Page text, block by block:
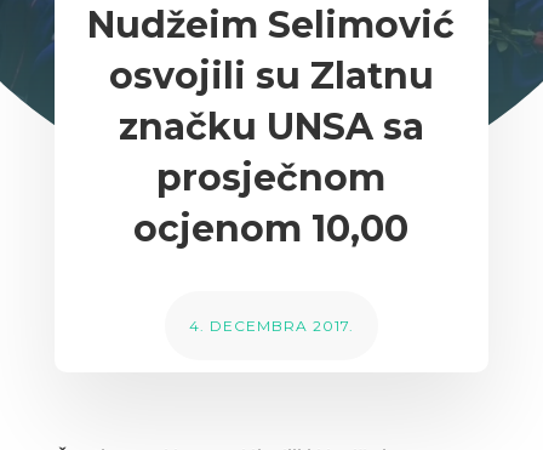
Nudžeim Selimović
osvojili su Zlatnu
značku UNSA sa
prosječnom
ocjenom 10,00
4. DECEMBRA 2017.